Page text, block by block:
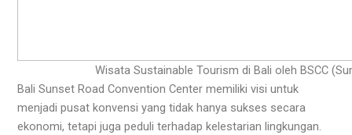
Wisata Sustainable Tourism di Bali oleh BSCC
Bali Sunset Road Convention Center memiliki visi untuk
menjadi pusat konvensi yang tidak hanya sukses secara
ekonomi, tetapi juga peduli terhadap kelestarian lingkungan.